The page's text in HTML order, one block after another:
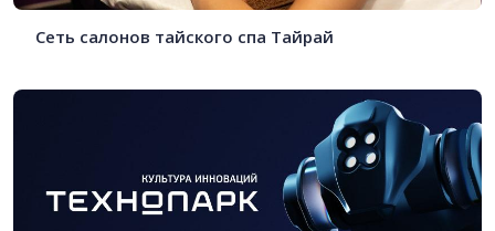
Сеть салонов тайского спа Тайрай